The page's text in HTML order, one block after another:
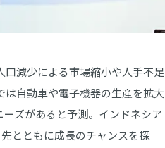
減少による市場縮小や人手不足
自動車や電子機器の生産を拡大
ズがあると予測。インドネシア
とともに成長のチャンスを探